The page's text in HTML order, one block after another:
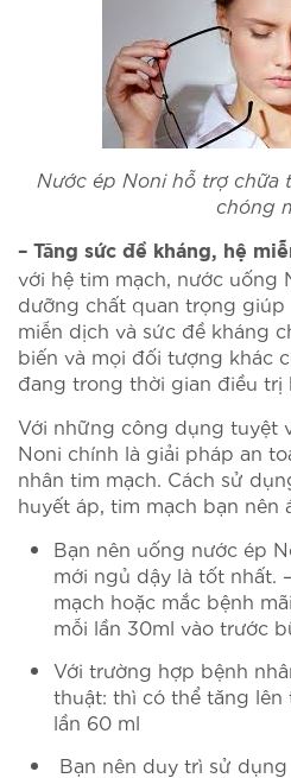
Nước ép Noni hỗ trợ chữa
chóng
– Tăng sức đề kháng, hệ
với hệ tim mạch, nước uống
dưỡng chất quan trọng
miễn dịch và sức đề kháng
biến và mọi đối tượng khác
đang trong thời gian điều trị
Với những công dụng tuyệt
Noni chính là giải pháp an
nhân tim mạch. Cách sử
huyết áp, tim mạch bạn nên
Bạn nên uống nước ép
mới ngủ dậy là tốt nhất.
mạch hoặc mắc bệnh
mỗi lần 30ml vào trước
Với trường hợp bệnh
thuật: thì có thể tăng
lần 60 ml
Bạn nên duy trì sử